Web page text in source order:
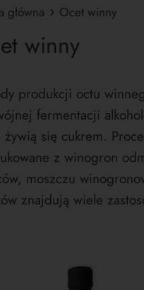
główna › Ocet winny
winny
produkcji octu
fermentacji
żywią się cukrem.
z winogron
moszczu
znajdują wiele